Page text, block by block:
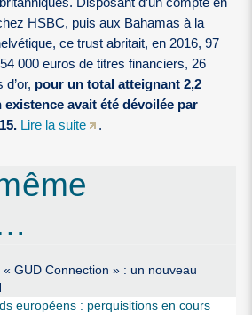
HSBC, puis aux Bahamas à la
ce trust abritait, en 2016, 97
000 euros de titres financiers, 26
pour un total atteignant 2,2
existence avait été dévoilée par
Lire la suite .
GUD Connection » : un nouveau
européens : perquisitions en cours